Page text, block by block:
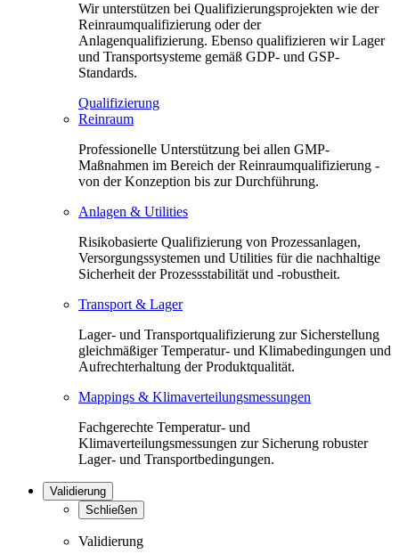
Wir unterstützen bei Qualifizierungsprojekten wie der
Reinraumqualifizierung oder der
Anlagenqualifizierung. Ebenso qualifizieren wir Lager
und Transportsysteme gemäß GDP- und GSP-
Standards.
Qualifizierung
Reinraum
Professionelle Unterstützung bei allen GMP-
Maßnahmen im Bereich der Reinraumqualifizierung -
von der Konzeption bis zur Durchführung.
Anlagen & Utilities
Risikobasierte Qualifizierung von Prozessanlagen,
Versorgungssystemen und Utilities für die nachhaltige
Sicherheit der Prozessstabilität und -robustheit.
Transport & Lager
Lager- und Transportqualifizierung zur Sicherstellung
gleichmäßiger Temperatur- und Klimabedingungen und
Aufrechterhaltung der Produktqualität.
Mappings & Klimaverteilungsmessungen
Fachgerechte Temperatur- und
Klimaverteilungsmessungen zur Sicherung robuster
Lager- und Transportbedingungen.
Validierung
Schließen
Validierung